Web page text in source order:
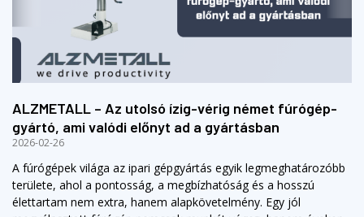
ALZMETALL – Az utolsó ízig-vérig német fúrógép-
gyártó, ami valódi előnyt ad a gyártásban
2026-02-26
A fúrógépek világa az ipari gépgyártás egyik legmeghatározóbb
területe, ahol a pontosság, a megbízhatóság és a hosszú
élettartam nem extra, hanem alapkövetelmény. Egy jól